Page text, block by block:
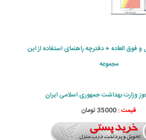
و فوق العاده + دفترچه راهنمای استفاده از این
مجموعه
وزارت بهداشت جمهوری اسلامی ایران
قیمت :35000 تومان